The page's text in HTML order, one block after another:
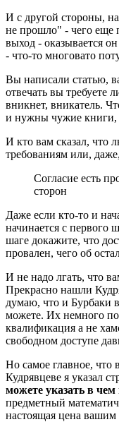
И с другой стороны,
не прошло" - чего еще
выход - оказывается
- что-то многовато
Вы написали статью,
отвечать вы требуете
вникнет, вникатель.
и нужны чужие книги,
И кто вам сказал, что
требованиям или,
Согласие есть
сторон
Даже если кто-то и
начинается с первого
шаге докажите, что
провален, чего об
И не надо лгать, что
Прекрасно нашли
думаю, что и Бурбаки
можете. Их немного
квалификация а не
свободном доступе
Но самое главное,
Кудрявцеве я указал
можете указать в чем
предметный
настоящая цена вашим